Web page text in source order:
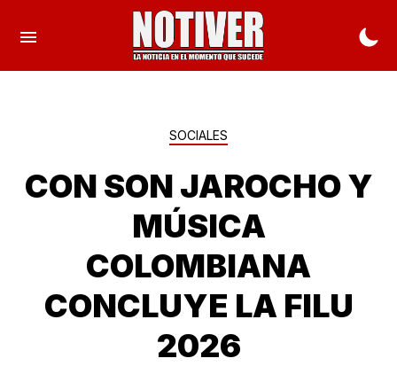
SOCIALES
CON SON JAROCHO Y
MÚSICA
COLOMBIANA
CONCLUYE LA FILU
2026